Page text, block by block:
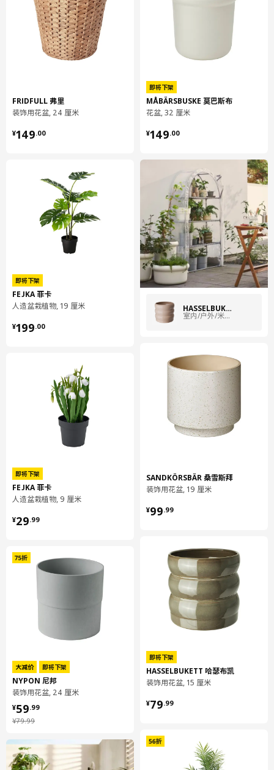
保养说明
用湿布块擦净
FRIDFULL 弗里
装饰用花盆, 24 厘米
¥149.00
¥ 149.00
即将下架
FEJKA 菲卡
人造盆栽植物, 19 厘米
¥199.00
¥ 199.00
即将下架
FEJKA 菲卡
人造盆栽植物, 9 厘米
¥29.99
¥ 29.99
大减价 即将下架
NYPON 尼邦
装饰用花盆, 24 厘米
¥79.99
¥ 79.99
¥59.99
¥ 59.99
即将下架
MÅBÄRSBUSKE 莫巴斯布
花盆, 32 厘米
¥149.00
¥ 149.00
HASSELBUKETT 哈瑟布凯
室内/户外/米黄色
SANDKÖRSBÄR 桑雪斯拜
装饰用花盆, 19 厘米
¥99.99
¥ 99.99
即将下架
HASSELBUKETT 哈瑟布凯
装饰用花盆, 15 厘米
¥79.99
¥ 79.99